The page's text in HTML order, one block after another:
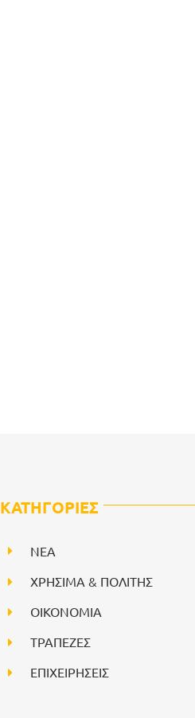
ΚΑΤΗΓΟΡΙΕΣ
NEA
ΧΡΗΣΙΜΑ & ΠΟΛΙΤΗΣ
ΟΙΚΟΝΟΜΙΑ
ΤΡΑΠΕΖΕΣ
ΕΠΙΧΕΙΡΗΣΕΙΣ